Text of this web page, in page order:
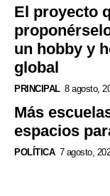
El proyecto
un hobby y
global
PRINCIPAL 8 agosto,
Más
espacios
POLÍTICA 7 agosto,